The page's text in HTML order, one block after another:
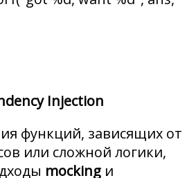
Injection
функций, зависящих от
или сложной логики,
mocking и